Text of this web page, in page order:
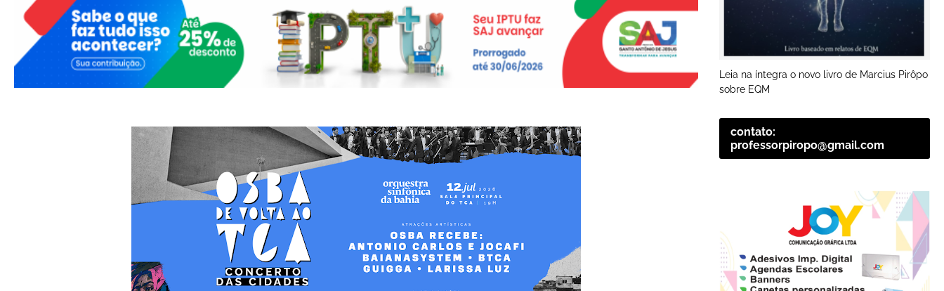
Leia na íntegra o novo livro de Marcius Pirôpo
sobre EQM
contato:
professorpiropo@gmail.com